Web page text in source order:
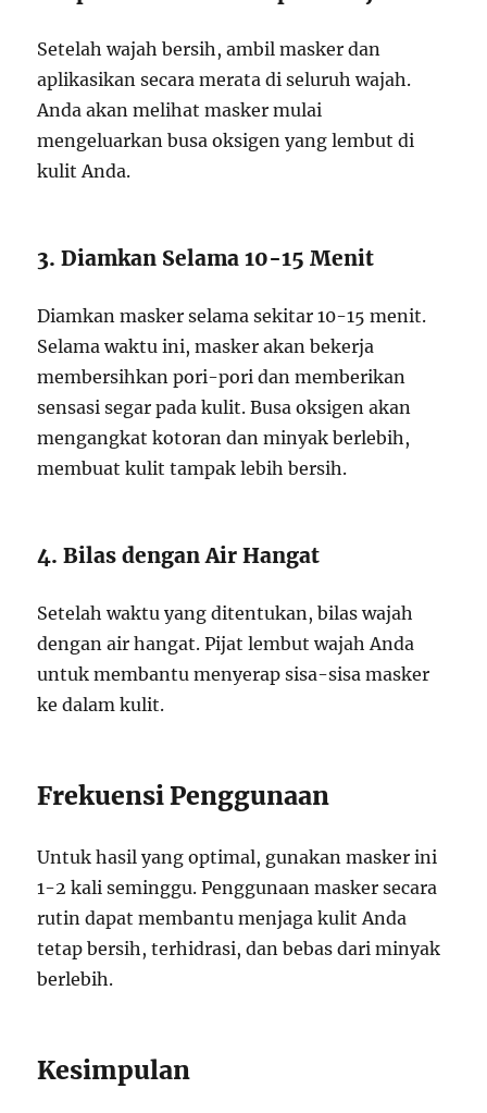
Setelah wajah bersih, ambil masker dan
aplikasikan secara merata di seluruh wajah.
Anda akan melihat masker mulai
mengeluarkan busa oksigen yang lembut di
kulit Anda.
3. Diamkan Selama 10-15 Menit
Diamkan masker selama sekitar 10-15 menit.
Selama waktu ini, masker akan bekerja
membersihkan pori-pori dan memberikan
sensasi segar pada kulit. Busa oksigen akan
mengangkat kotoran dan minyak berlebih,
membuat kulit tampak lebih bersih.
4. Bilas dengan Air Hangat
Setelah waktu yang ditentukan, bilas wajah
dengan air hangat. Pijat lembut wajah Anda
untuk membantu menyerap sisa-sisa masker
ke dalam kulit.
Frekuensi Penggunaan
Untuk hasil yang optimal, gunakan masker ini
1-2 kali seminggu. Penggunaan masker secara
rutin dapat membantu menjaga kulit Anda
tetap bersih, terhidrasi, dan bebas dari minyak
berlebih.
Kesimpulan